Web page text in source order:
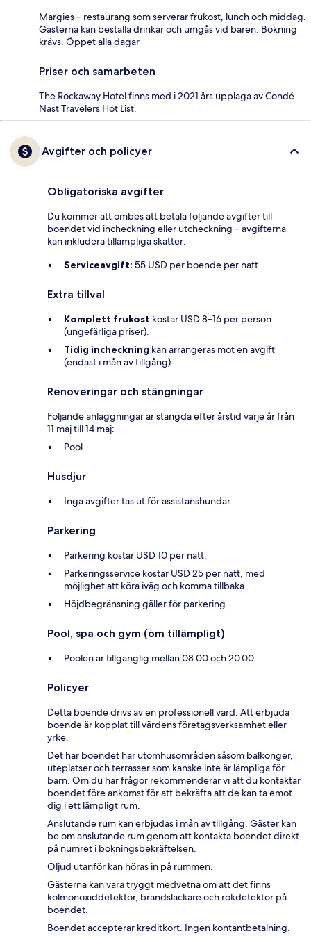
Margies – restaurang som serverar frukost, lunch och middag.
Gästerna kan beställa drinkar och umgås vid baren. Bokning
krävs. Öppet alla dagar
Priser och samarbeten
The Rockaway Hotel finns med i 2021 års upplaga av Condé
Nast Travelers Hot List.
Avgifter och policyer
Obligatoriska avgifter
Du kommer att ombes att betala följande avgifter till
boendet vid incheckning eller utcheckning – avgifterna
kan inkludera tillämpliga skatter:
Serviceavgift: 55 USD per boende per natt
Extra tillval
Komplett frukost kostar USD 8–16 per person
(ungefärliga priser).
Tidig incheckning kan arrangeras mot en avgift
(endast i mån av tillgång).
Renoveringar och stängningar
Följande anläggningar är stängda efter årstid varje år från
11 maj till 14 maj:
Pool
Husdjur
Inga avgifter tas ut för assistanshundar.
Parkering
Parkering kostar USD 10 per natt.
Parkeringsservice kostar USD 25 per natt, med
möjlighet att köra iväg och komma tillbaka.
Höjdbegränsning gäller för parkering.
Pool, spa och gym (om tillämpligt)
Poolen är tillgänglig mellan 08.00 och 20.00.
Policyer
Detta boende drivs av en professionell värd. Att erbjuda
boende är kopplat till värdens företagsverksamhet eller
yrke.
Det här boendet har utomhusområden såsom balkonger,
uteplatser och terrasser som kanske inte är lämpliga för
barn. Om du har frågor rekommenderar vi att du kontaktar
boendet före ankomst för att bekräfta att de kan ta emot
dig i ett lämpligt rum.
Anslutande rum kan erbjudas i mån av tillgång. Gäster kan
be om anslutande rum genom att kontakta boendet direkt
på numret i bokningsbekräftelsen.
Oljud utanför kan höras in på rummen.
Gästerna kan vara tryggt medvetna om att det finns
kolmonoxiddetektor, brandsläckare och rökdetektor på
boendet.
Boendet accepterar kreditkort. Ingen kontantbetalning.